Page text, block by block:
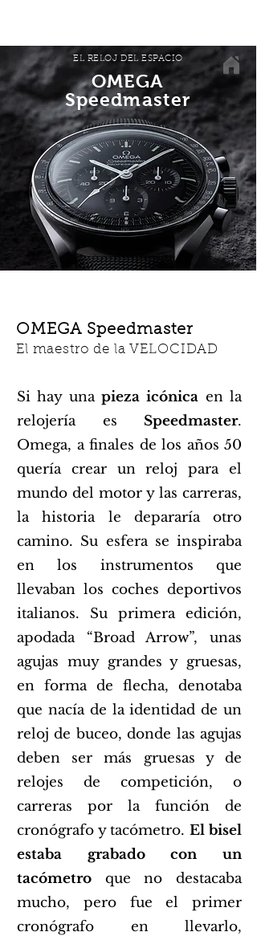
OMEGA
Speedmaster
EL RELOJ DEL ESPACIO
OMEGA Speedmaster
El maestro de la VELOCIDAD
Si hay una pieza icónica en la
relojería es Speedmaster.
Omega, a finales de los años 50
quería crear un reloj para el
mundo del motor y las carreras,
la historia le depararía otro
camino. Su esfera se inspiraba
en los instrumentos que
llevaban los coches deportivos
italianos. Su primera edición,
apodada “Broad Arrow”, unas
agujas muy grandes y gruesas,
en forma de flecha, denotaba
que nacía de la identidad de un
reloj de buceo, donde las agujas
deben ser más gruesas y de
relojes de competición, o
carreras por la función de
cronógrafo y tacómetro. El bisel
estaba grabado con un
tacómetro que no destacaba
mucho, pero fue el primer
cronógrafo en llevarlo,